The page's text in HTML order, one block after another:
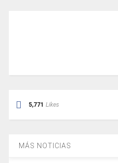
5,771 Likes
MÁS NOTICIAS